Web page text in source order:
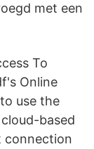
met een
To
Online
use the
based
connection